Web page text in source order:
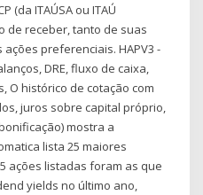
(da ITAÚSA ou ITAÚ
de receber, tanto de suas
preferenciais. HAPV3 -
DRE, fluxo de caixa,
O histórico de cotação com
juros sobre capital próprio,
mostra a
lista 25 maiores
ações listadas foram as que
yields no último ano,